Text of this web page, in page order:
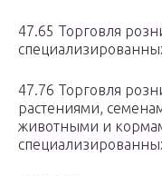
47.65 Торговля
47.76 Торговля
растениями,
животными и